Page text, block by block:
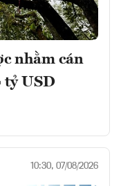
nhằm cán
tỷ USD
10:30, 07/08/2026